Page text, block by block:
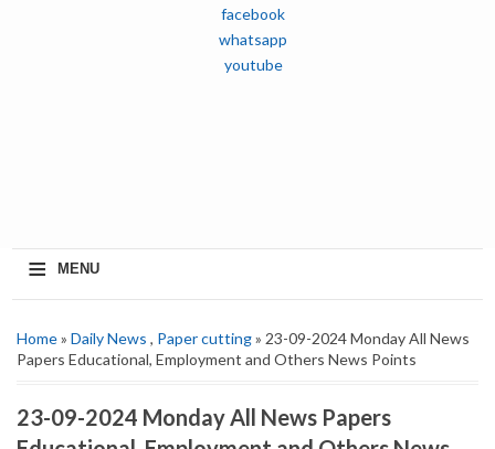
facebook
whatsapp
youtube
≡ MENU
Home» Daily News , Paper cutting» 23-09-2024 Monday All News
Papers Educational, Employment and Others News Points
23-09-2024 Monday All News Papers